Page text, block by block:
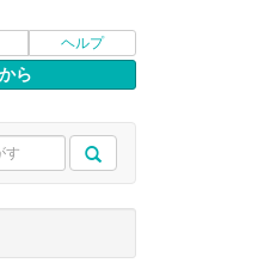
ヘルプ
ら